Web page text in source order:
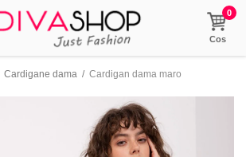
0
Cos
Cardigane dama / Cardigan dama maro